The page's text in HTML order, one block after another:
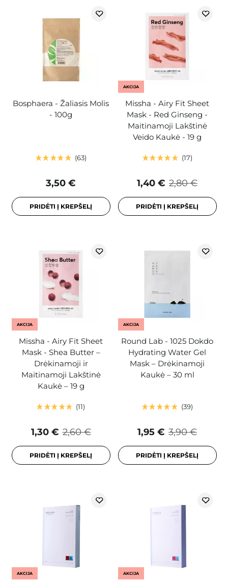
Bosphaera - Žaliasis Molis
- 100g
63
3,50 €
PRIDĖTI Į KREPŠELĮ
AKCIJA
Missha - Airy Fit Sheet
Mask - Red Ginseng -
Maitinamoji Lakštinė
Veido Kaukė - 19 g
17
2,80 €
1,40 €
PRIDĖTI Į KREPŠELĮ
AKCIJA
Missha - Airy Fit Sheet
Mask - Shea Butter –
Drėkinamoji ir
Maitinamoji Lakštinė
Kaukė – 19 g
11
2,60 €
1,30 €
PRIDĖTI Į KREPŠELĮ
AKCIJA
Round Lab - 1025 Dokdo
Hydrating Water Gel
Mask – Drėkinamoji
Kaukė – 30 ml
39
3,90 €
1,95 €
PRIDĖTI Į KREPŠELĮ
AKCIJA AKCIJA